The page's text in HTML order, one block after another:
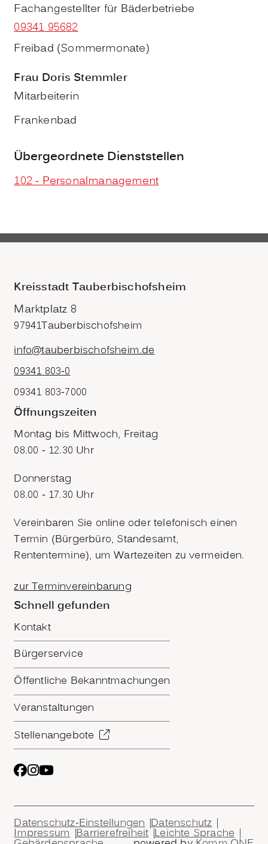
Fachangestellter für Bäderbetriebe
09341 95682
Freibad (Sommermonate)
Frau Doris Stemmler
Mitarbeiterin
Frankenbad
Übergeordnete Dienststellen
102 - Personalmanagement
Kreisstadt Tauberbischofsheim
Marktplatz 8
97941Tauberbischofsheim
info@tauberbischofsheim.de
09341 803-0
09341 803-7000
Öffnungszeiten
Montag bis Mittwoch, Freitag
08.00 - 12.30 Uhr
Donnerstag
08.00 - 17.30 Uhr
Vereinbaren Sie online oder telefonisch einen
Termin (Bürgerbüro, Standesamt,
Rententermine), um Wartezeiten zu vermeiden.
zur Terminvereinbarung
Schnell gefunden
Kontakt
Bürgerservice
Öffentliche Bekanntmachungen
Veranstaltungen
Stellenangebote
Datenschutz-Einstellungen Datenschutz
Impressum Barrierefreiheit Leichte Sprache